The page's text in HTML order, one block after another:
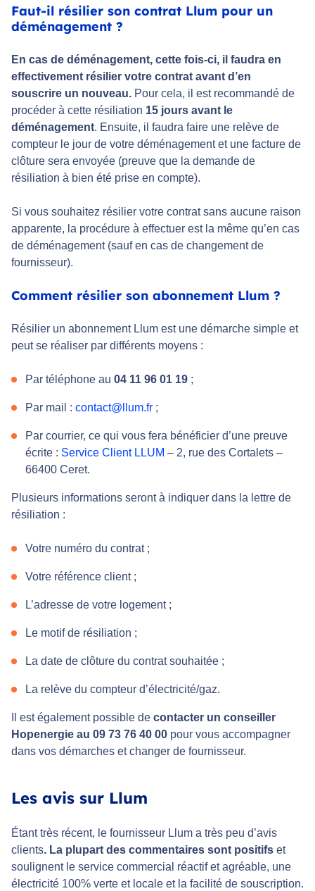
Faut-il résilier son contrat Llum pour un
déménagement ?
En cas de déménagement, cette fois-ci, il faudra en
effectivement résilier votre contrat avant d’en
souscrire un nouveau. Pour cela, il est recommandé de
procéder à cette résiliation 15 jours avant le
déménagement. Ensuite, il faudra faire une relève de
compteur le jour de votre déménagement et une facture de
clôture sera envoyée (preuve que la demande de
résiliation à bien été prise en compte).
Si vous souhaitez résilier votre contrat sans aucune raison
apparente, la procédure à effectuer est la même qu’en cas
de déménagement (sauf en cas de changement de
fournisseur).
Comment résilier son abonnement Llum ?
Résilier un abonnement Llum est une démarche simple et
peut se réaliser par différents moyens :
Par téléphone au 04 11 96 01 19 ;
Par mail : contact@llum.fr ;
Par courrier, ce qui vous fera bénéficier d’une preuve
écrite : Service Client LLUM – 2, rue des Cortalets –
66400 Ceret.
Plusieurs informations seront à indiquer dans la lettre de
résiliation :
Votre numéro du contrat ;
Votre référence client ;
L’adresse de votre logement ;
Le motif de résiliation ;
La date de clôture du contrat souhaitée ;
La relève du compteur d’électricité/gaz.
Il est également possible de contacter un conseiller
Hopenergie au 09 73 76 40 00 pour vous accompagner
dans vos démarches et changer de fournisseur.
Les avis sur Llum
Étant très récent, le fournisseur Llum a très peu d’avis
clients. La plupart des commentaires sont positifs et
soulignent le service commercial réactif et agréable, une
électricité 100% verte et locale et la facilité de souscription.